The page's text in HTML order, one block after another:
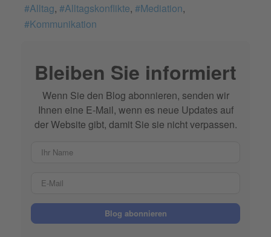
Alltag
Alltagskonflikte
Mediation
Kommunikation
Bleiben Sie informiert
Wenn Sie den Blog abonnieren, senden wir
Ihnen eine E-Mail, wenn es neue Updates auf
der Website gibt, damit Sie sie nicht verpassen.
Blog abonnieren